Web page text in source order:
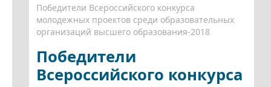
Победители Всероссийского конкурса
молодежных проектов среди образовательных
организаций высшего образования-2018
Победители
Всероссийского конкурса